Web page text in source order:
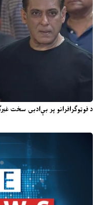
د فوټوګرافرانو پر بې‌ادبۍ سخت